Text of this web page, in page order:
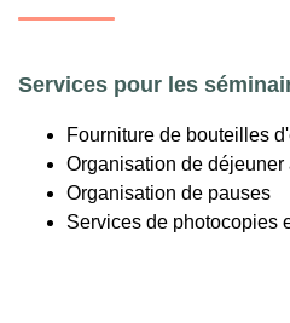
Services pour les
Fourniture de bouteilles
Organisation de déjeuner
Organisation de pauses
Services de photocopies